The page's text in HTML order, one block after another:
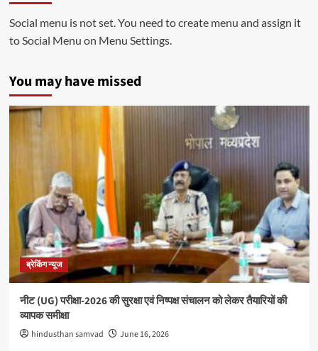
Social menu is not set. You need to create menu and assign it
to Social Menu on Menu Settings.
You may have missed
ब्रेकिंग न्यूज
नीट (UG) परीक्षा-2026 की सुरक्षा एवं निष्पक्ष संचालन को लेकर तैयारियों की
व्यापक समीक्षा
hindusthan samvad June 16, 2026